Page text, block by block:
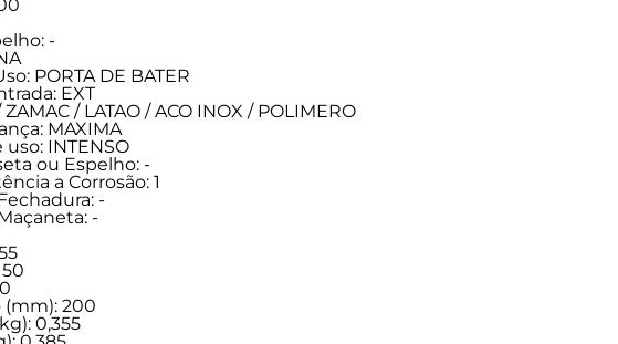
-
PORTA DE BATER
EXT
/ LATAO / ACO INOX / POLIMERO
MAXIMA
uso: INTENSO
ou Espelho: -
a Corrosão: 1
-
-
200
0,355